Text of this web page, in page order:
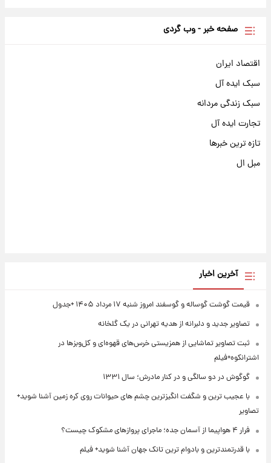
صفحه خبر - وب گردی
اقتصاد ایران
سبک ایده آل
سبک زندگی مردانه
تجارت ایده آل
تازه ترین خبرها
مبل ال
آخرین اخبار
قیمت گوشت گوساله و گوسفند امروز شنبه ۱۷ مرداد ۱۴۰۵ +جدول
تصاویر جدید و دلبرانه از هدیه تهرانی در یک گلخانه
ثبت تصاویر تماشایی از همزیستی خرس‌های قهوه‌ای و کل‌وبزها در
اشترانکوه+فیلم
گوگوش در دو سالگی و در کنار مادرش؛ سال ۱۳۳۱
با عجیب ترین و شگفت انگیزترین چشم های حیوانات روی کره زمین آشنا شوید+
تصاویر
فرار ۴ هواپیما از آسمان جده؛ ماجرای پروازهای مشکوک چیست؟
با قدرتمندترین و بادوام ترین تانک جهان آشنا شوید+ فیلم